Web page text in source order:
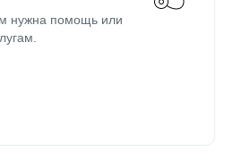
нужна помощь или